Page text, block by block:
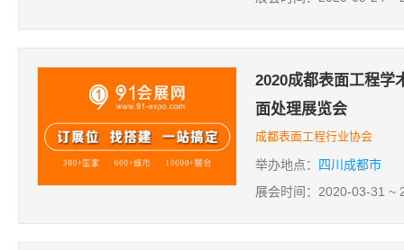
2020成都表面工程学
面处理展览会
成都表面工程行业协会
举办地点：
四川成都市
展会时间：2020-03-31 ~